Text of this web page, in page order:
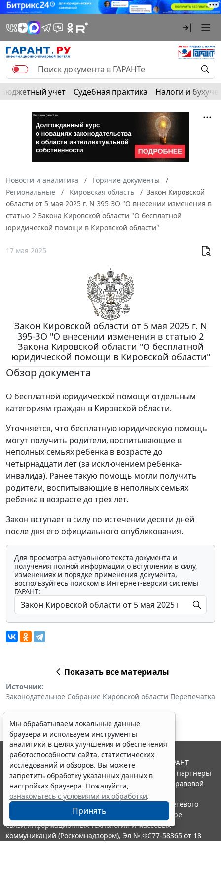
Бюджетный учет Судебная практика Налоги и
Новости и аналитика
Горячие документы
Региональные
Кировская область
Закон Кировской
области от 5 мая 2025 г. N 395-ЗО "О внесении изменения в
статью 2 Закона Кировской области "О бесплатной
юридической помощи в Кировской области"
17 мая 2025
Закон Кировской области от 5 мая 2025 г. N
395-ЗО "О внесении изменения в статью 2
Закона Кировской области "О бесплатной
юридической помощи в Кировской области"
Обзор документа
О бесплатной юридической помощи отдельным
категориям граждан в Кировской области.
Уточняется, что бесплатную юридическую помощь
могут получить родители, воспитывающие в
неполных семьях ребенка в возрасте до
четырнадцати лет (за исключением ребенка-
инвалида). Ранее такую помощь могли получить
родители, воспитывающие в неполных семьях
ребенка в возрасте до трех лет.
Закон вступает в силу по истечении десяти дней
после дня его официального опубликования.
Для просмотра актуального текста документа и
получения полной информации о вступлении в силу,
изменениях и порядке применения документа,
воспользуйтесь поиском в Интернет-версии системы
ГАРАНТ:
Показать все материалы
Источник:
Законодательное Собрание Кировской области Перепечатка
Мы обрабатываем локальные данные
браузера и используем инструменты
аналитики в целях улучшения и обеспечения
работоспособности сайта, статистических
исследований и обзоров. Вы можете
запретить обработку указанных данных в
настройках браузера. Пожалуйста,
ознакомьтесь с условиями их обработки.
Принять
© ООО "НПП "ГАРАНТ-СЕРВИС", 2026. Система ГАРАНТ
выпускается с 1990 года. Компания "Гарант" и ее партнеры
являются участниками Российской ассоциации правовой
информации ГАРАНТ.
Портал ГАРАНТ.РУ зарегистрирован в качестве сетевого
издания Федеральной службой по надзору в сфере
связи,информационных технологий и массовых
коммуникаций (Роскомнадзором), Эл № ФС77-58365 от 18